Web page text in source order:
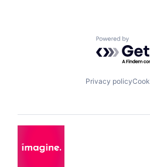
Powered by
Privacy policy